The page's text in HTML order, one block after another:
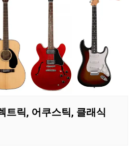
트릭, 어쿠스틱, 클래식